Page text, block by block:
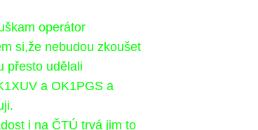
operátor
si,že nebudou zkoušet
přesto udělali
a OK1PGS a
i na ČTÚ trvá jim to